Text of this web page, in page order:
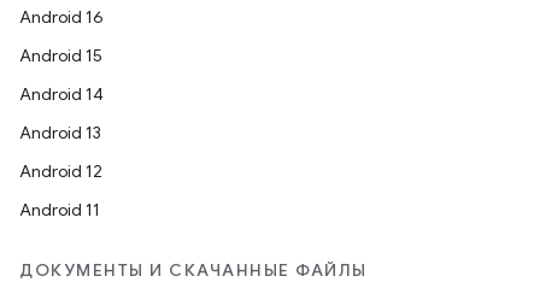
Android 16
Android 15
Android 14
Android 13
Android 12
Android 11
ДОКУМЕНТЫ И СКАЧАННЫЕ ФАЙЛЫ